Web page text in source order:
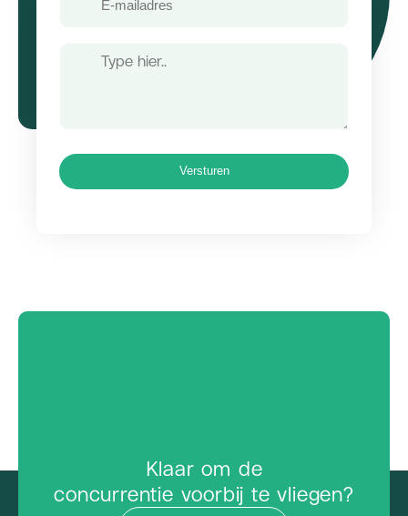
mailadres
Versturen
Klaar om de
concurrentie voorbij te vliegen?